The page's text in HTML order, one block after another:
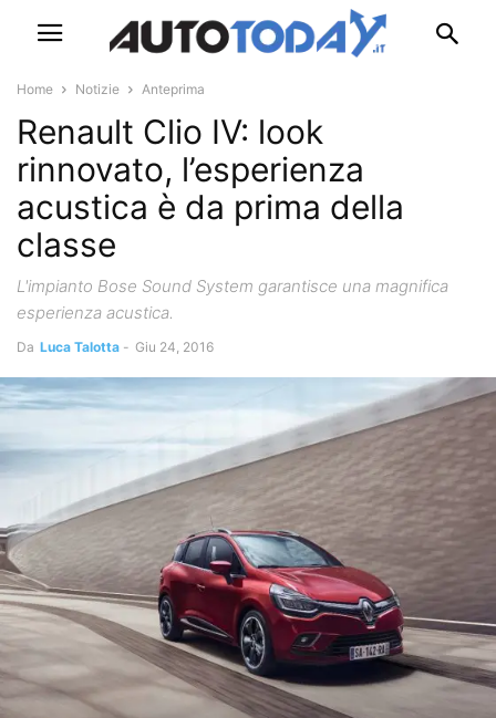
Home Notizie Anteprima
Renault Clio IV: look
rinnovato, l’esperienza
acustica è da prima della
classe
L'impianto Bose Sound System garantisce una magnifica
esperienza acustica.
Da Luca Talotta - Giu 24, 2016